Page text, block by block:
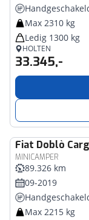
Max 2310 kg
Ledig 1300 kg
HOLTEN
33.345,-
Fiat Doblò
MINICAMPER
89.326 km
09-2019
Max 2215 kg